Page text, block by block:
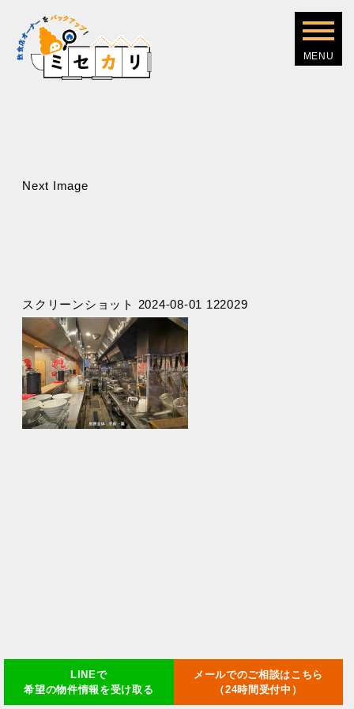
LINEで
希望の物件情報を受け取る
メールでのご相談はこちら
（24時間受付中）
Next Image
スクリーンショット 2024-08-01 122029